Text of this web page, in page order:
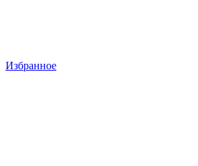
Избранное